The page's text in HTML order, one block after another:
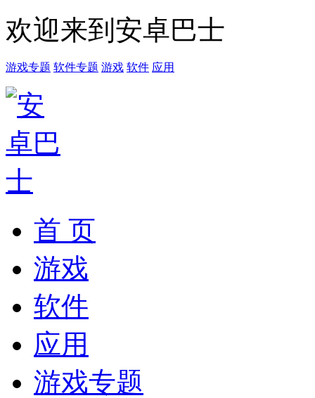
欢迎来到安卓巴士
游戏专题 软件专题 游戏 软件 应用
首 页
游戏
软件
应用
游戏专题